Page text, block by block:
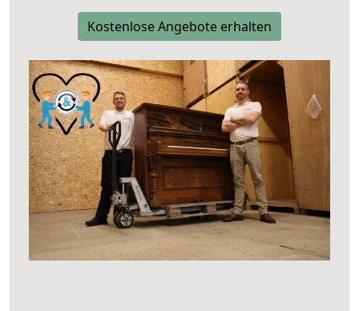
Kostenlose Angebote erhalten